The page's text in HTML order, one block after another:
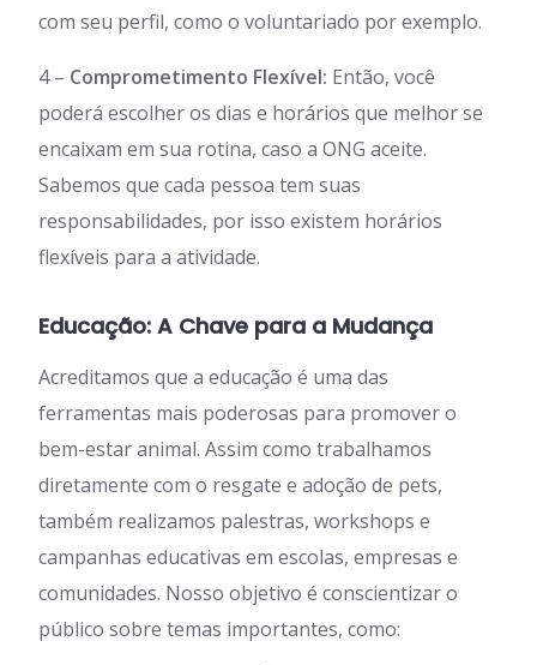
com seu perfil, como o voluntariado por exemplo.
4 – Comprometimento Flexível: Então, você
poderá escolher os dias e horários que melhor se
encaixam em sua rotina, caso a ONG aceite.
Sabemos que cada pessoa tem suas
responsabilidades, por isso existem horários
flexíveis para a atividade.
Educação: A Chave para a Mudança
Acreditamos que a educação é uma das
ferramentas mais poderosas para promover o
bem-estar animal. Assim como trabalhamos
diretamente com o resgate e adoção de pets,
também realizamos palestras, workshops e
campanhas educativas em escolas, empresas e
comunidades. Nosso objetivo é conscientizar o
público sobre temas importantes, como: